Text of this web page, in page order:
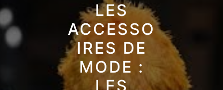
LES
ACCESSO
IRES DE
MODE :
LES